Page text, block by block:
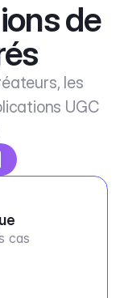
de
les
UGC
cas